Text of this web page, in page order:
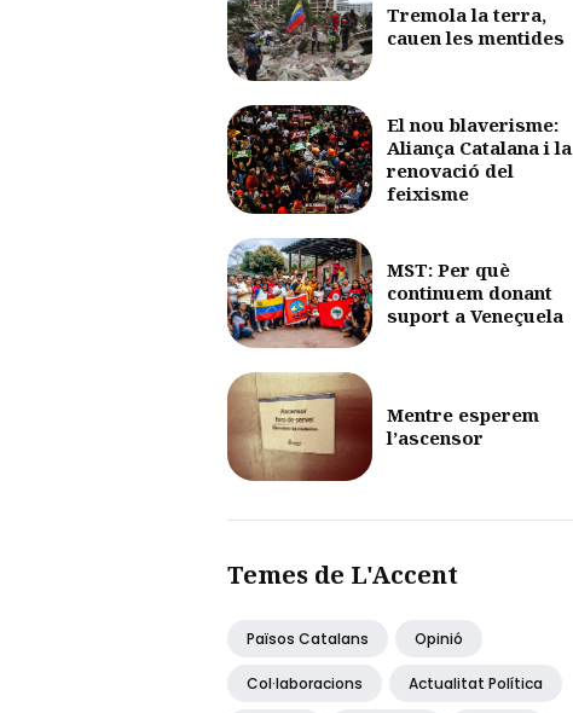
Tremola la terra,
cauen les mentides
El nou blaverisme:
Aliança Catalana i la
renovació del
feixisme
MST: Per què
continuem donant
suport a Veneçuela
Mentre esperem
l’ascensor
Temes de L'Accent
Països Catalans Opinió
Col·laboracions Actualitat Política